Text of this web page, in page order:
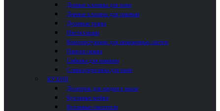
Донные клапаны для ванн
Донные клапаны для раковин
Душевые трапы
Инсталляции
Комплектующие для инженерных систем
Панели смыва
Сифоны для раковин
Сливы-переливы для ванн
КУХНЯ
Дозаторы для жидкого мыла
Кухонные мойки
Кухонные смесители